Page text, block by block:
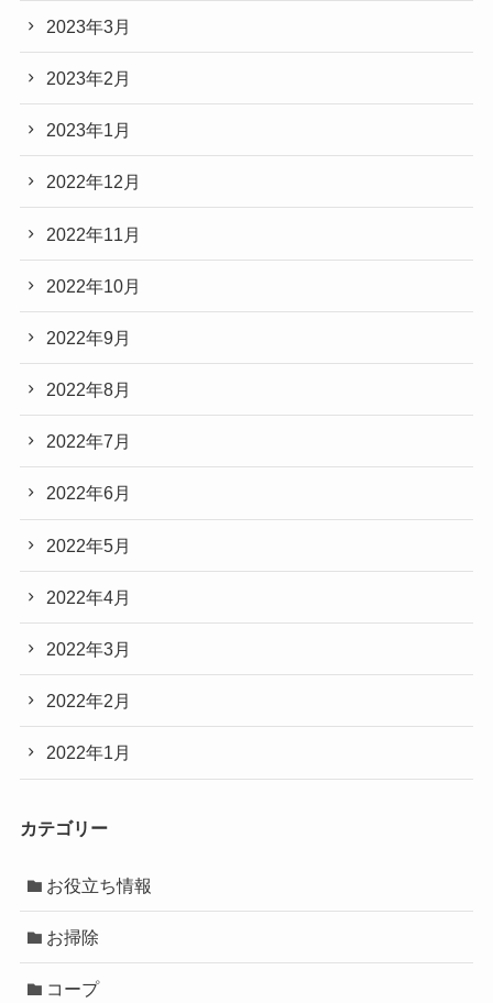
2023年3月
2023年2月
2023年1月
2022年12月
2022年11月
2022年10月
2022年9月
2022年8月
2022年7月
2022年6月
2022年5月
2022年4月
2022年3月
2022年2月
2022年1月
カテゴリー
お役立ち情報
お掃除
コープ